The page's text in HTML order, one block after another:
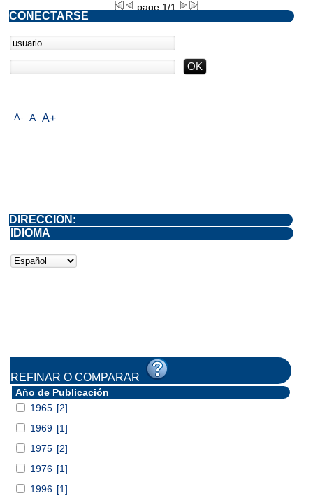
page 1/1
A- A A+
CONECTARSE
DIRECCIÓN:
IDIOMA
REFINAR O COMPARAR
Año de Publicación
1965 [2]
1969 [1]
1975 [2]
1976 [1]
1996 [1]